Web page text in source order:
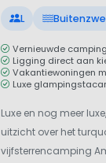
L
Vernieuwde
Ligging direct aan
Vakantiewoningen
Luxe
Luxe en nog meer
uitzicht over het
vijfsterrencamping